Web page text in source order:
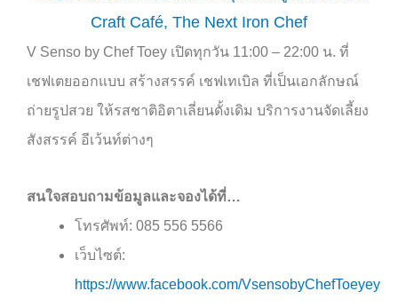
V Senso by Chef Toey เปิดทุกวัน 11:00 – 22:00 น. ที่
เชฟเตยออกแบบ สร้างสรรค์ เชฟเทเบิล ที่เป็นเอกลักษณ์
ถ่ายรูปสวย ให้รสชาติอิตาเลี่ยนดั้งเดิม บริการงานจัดเลี้ยง
สังสรรค์ อีเว้นท์ต่างๆ
สนใจสอบถามข้อมูลและจองได้ที่…
โทรศัพท์: 085 556 5566
เว็บไซต์:
https://www.facebook.com/VsensobyChefToeyey